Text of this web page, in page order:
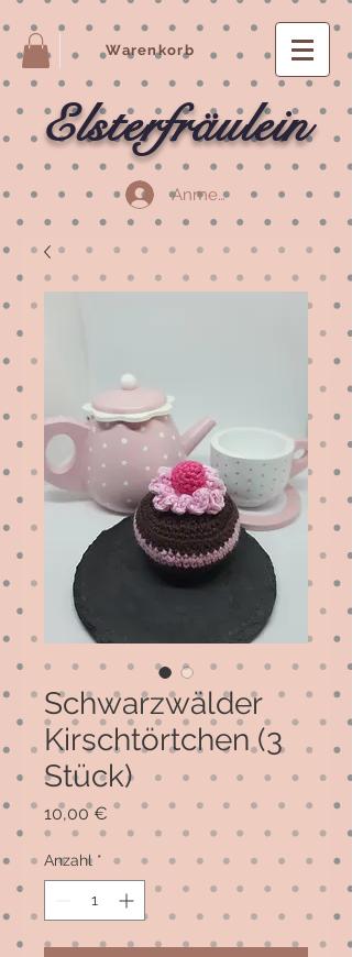
Warenkorb
Elsterfräulein
Anmelden
Schwarzwälder
Kirschtörtchen (3
Stück)
10,00 € Preis
Anzahl *